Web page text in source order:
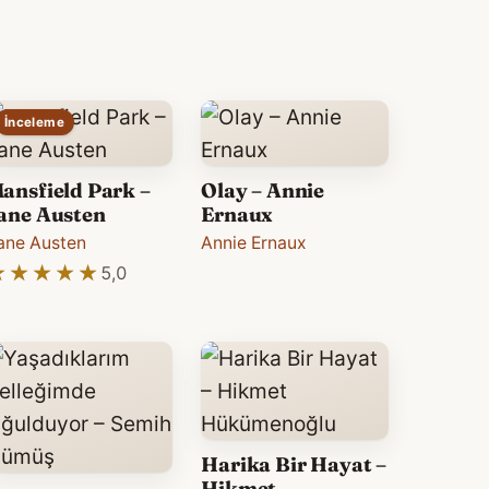
İnceleme
Park –
Austen
Austen
5,0
Olay – Annie
Ernaux
Annie Ernaux
Harika Bir Hayat –